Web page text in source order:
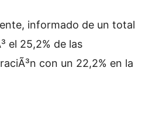
informado de un total
el 25,2% de las
con un 22,2% en la